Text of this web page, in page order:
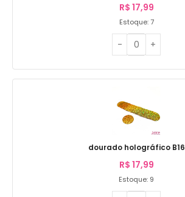
R$ 17,99
Estoque: 7
dourado holográfico B16
R$ 17,99
Estoque: 9